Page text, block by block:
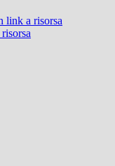
link a risorsa